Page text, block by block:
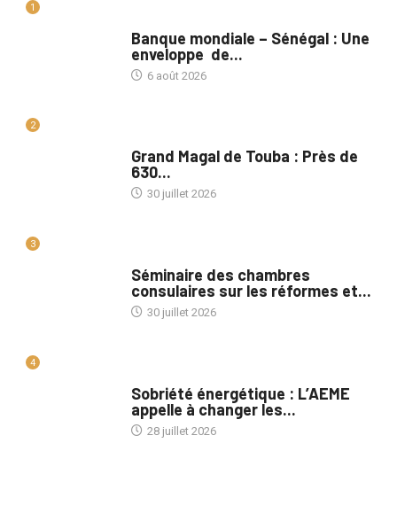
1
Banque mondiale – Sénégal : Une
enveloppe de...
6 août 2026
2
Grand Magal de Touba : Près de
630...
30 juillet 2026
3
Séminaire des chambres
consulaires sur les réformes et...
30 juillet 2026
4
Sobriété énergétique : L’AEME
appelle à changer les...
28 juillet 2026